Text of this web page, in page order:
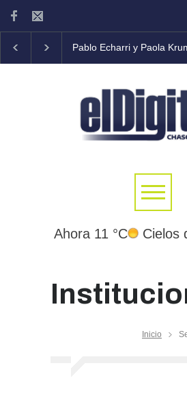
Pablo Echarri y Paola
Ahora 11 °C Cielos
Inicio